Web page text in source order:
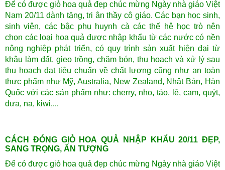
Để có được giỏ hoa quả đẹp chúc mừng Ngày nhà giáo Việt
Nam 20/11 dành tặng, tri ân thầy cô giáo. Các bạn học sinh,
sinh viên, các bậc phụ huynh cà các thế hệ học trò nên
chọn các loại hoa quả được nhập khẩu từ các nước có nền
nông nghiệp phát triển, có quy trình sản xuất hiện đại từ
khâu làm đất, gieo trồng, chăm bón, thu hoạch và xử lý sau
thu hoạch đạt tiêu chuẩn về chất lượng cũng như an toàn
thực phẩm như Mỹ, Australia, New Zealand, Nhật Bản, Hàn
Quốc với các sản phẩm như: cherry, nho, táo, lê, cam, quýt,
dưa, na, kiwi,...
CÁCH ĐÓNG GIỎ HOA QUẢ NHẬP KHẨU 20/11 ĐẸP,
SANG TRỌNG, ẤN TƯỢNG
Để có được giỏ hoa quả đẹp chúc mừng Ngày nhà giáo Việt